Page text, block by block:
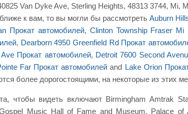
Van Dyke Ave, Sterling Heights, 48313 3744, Mi,
к вам, то вы могли бы рассмотреть Auburn
Прокат автомобилей, Clinton Township Fraser Mi
, Dearborn 4950 Greenfield Rd Прокат
Прокат автомобилей, Detroit 7600 Second
Far Прокат автомобилей and Lake Orion
более дорогостоящими, на некоторые из этих
чтобы видеть включают Birmingham Amtrak
Music Hall of Fame and Museum, Palace